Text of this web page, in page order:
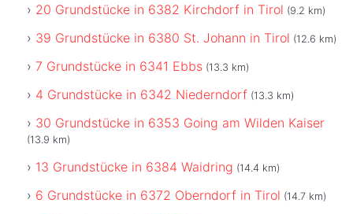
20 Grundstücke in 6382 Kirchdorf in Tirol (9.2 km)
39 Grundstücke in 6380 St. Johann in Tirol (12.6 km)
7 Grundstücke in 6341 Ebbs (13.3 km)
4 Grundstücke in 6342 Niederndorf (13.3 km)
30 Grundstücke in 6353 Going am Wilden Kaiser
(13.9 km)
13 Grundstücke in 6384 Waidring (14.4 km)
6 Grundstücke in 6372 Oberndorf in Tirol (14.7 km)